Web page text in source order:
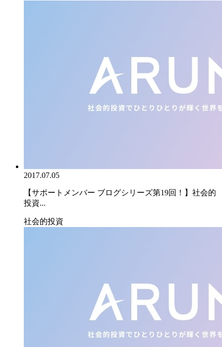
2017.07.05
【サポートメンバー ブログシリーズ第19回！】社会的
投資...
社会的投資